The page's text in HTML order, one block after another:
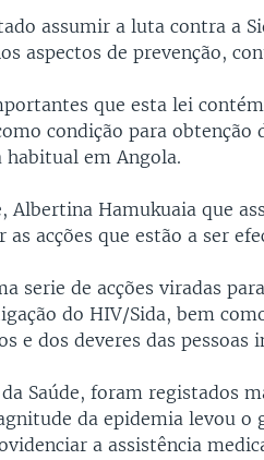
assumir a luta contra a
aspectos de prevenção,
que esta lei
condição para
habitual em Angola.
Albertina Hamukuaia que
acções que estão a ser
serie de acções viradas
do HIV/Sida, bem
e dos deveres das pessoas
Saúde, foram registados
da epidemia levou o
a assistência